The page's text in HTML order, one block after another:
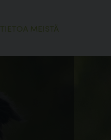
TIETOA MEISTÄ